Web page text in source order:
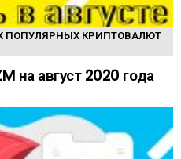
ПОПУЛЯРНЫХ КРИПТОВАЛЮТ
на август 2020 года